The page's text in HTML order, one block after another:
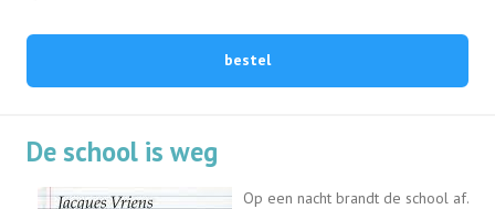
bestel
De school is weg
Op een nacht brandt de school af.